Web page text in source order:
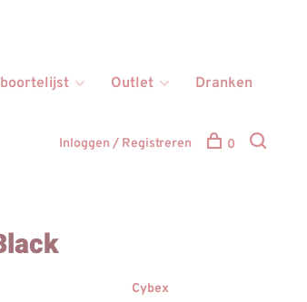
Outlet
Dranken
Inloggen / Registreren 0
Cybex